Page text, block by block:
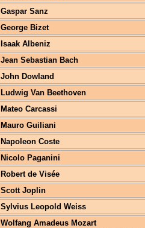
Gaspar Sanz
George Bizet
Isaak Albeniz
Jean Sebastian Bach
John Dowland
Ludwig Van Beethoven
Mateo Carcassi
Mauro Guiliani
Napoleon Coste
Nicolo Paganini
Robert de Visée
Scott Joplin
Sylvius Leopold Weiss
Wolfang Amadeus Mozart